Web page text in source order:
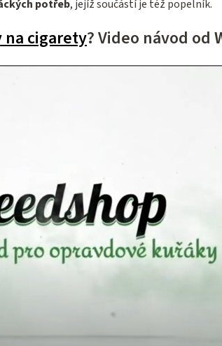
potřeb, jejíž součástí je též popelník.
na cigarety? Video návod od